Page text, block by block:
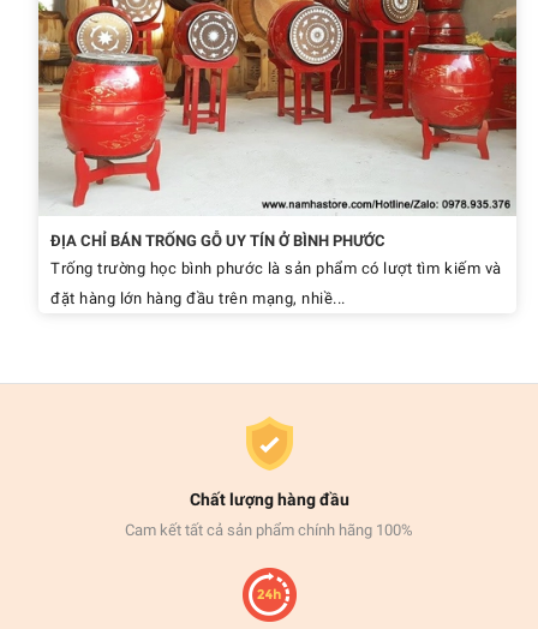
ĐỊA CHỈ BÁN TRỐNG GỖ UY TÍN Ở BÌNH PHƯỚC
Trống trường học bình phước là sản phẩm có lượt tìm kiếm và
đặt hàng lớn hàng đầu trên mạng, nhiề...
Chất lượng hàng đầu
Cam kết tất cả sản phẩm chính hãng 100%